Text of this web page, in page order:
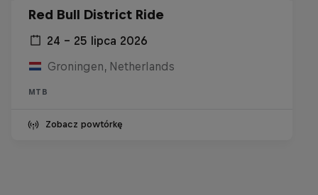
Red Bull District Ride
24 – 25 lipca 2026
Groningen, Netherlands
MTB
Zobacz powtórkę